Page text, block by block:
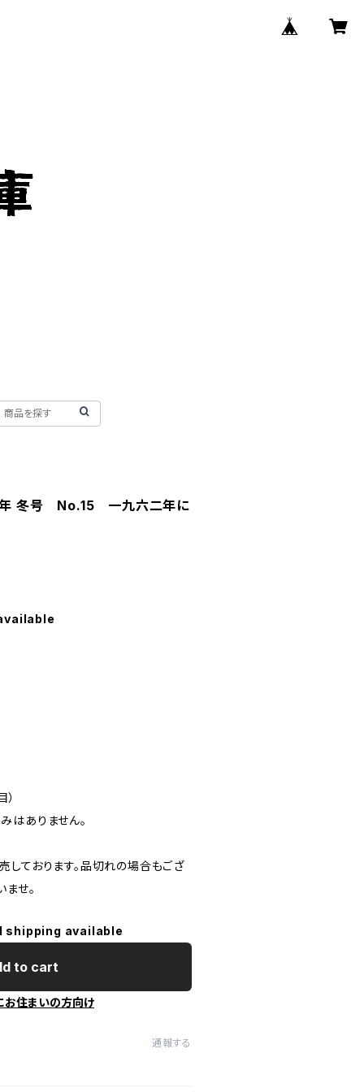
冬号 No.15 一九六二年に
はありません。
ております。品切れの場合もござ
せ。
shipping available
to cart
お住まいの方向け
通報する